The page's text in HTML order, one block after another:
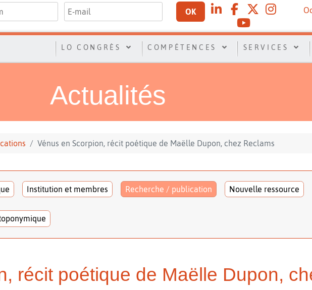
OK
LO CONGRÈS COMPÉTENCES SERVICES
Actualités
Vénus en Scorpion, récit poétique de Maëlle Dupon, chez Reclams
Institution et membres Recherche / publication Nouvelle ressource
récit poétique de Maëlle Dupon,